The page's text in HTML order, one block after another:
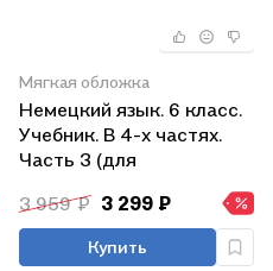
Мягкая обложка
Немецкий язык. 6 класс.
Учебник. В 4-х частях.
Часть 3 (для
нарушением зрения)
3 959 ₽ 3 299 ₽
Купить